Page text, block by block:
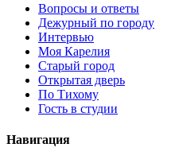
Вопросы и ответы
Дежурный по городу
Интервью
Моя Карелия
Старый город
Открытая дверь
По Тихому
Гость в студии
Навигация